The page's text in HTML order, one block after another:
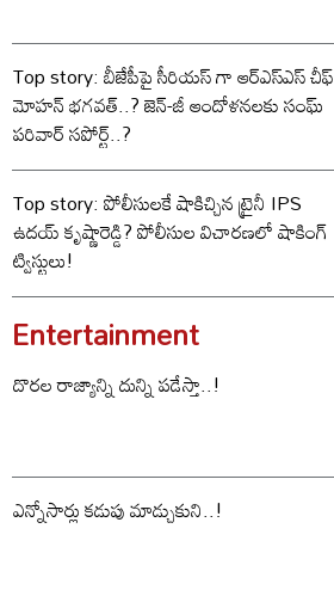
Top story: బీజేపీపై సీరియస్ గా ఆర్‌ఎస్‌ఎస్ చీఫ్
మోహన్ భగవత్..? జెన్-జీ ఆందోళనలకు సంఘ్
పరివార్ సపోర్ట్..?
Top story: పోలీసులకే షాకిచ్చిన ట్రైనీ IPS
ఉదయ్ కృష్ణారెడ్డి? పోలీసుల విచారణలో షాకింగ్
ట్విస్టులు!
Entertainment
దొరల రాజ్యాన్ని దున్ని పడేస్తా..!
ఎన్నోసార్లు కడుపు మాడ్చుకుని..!